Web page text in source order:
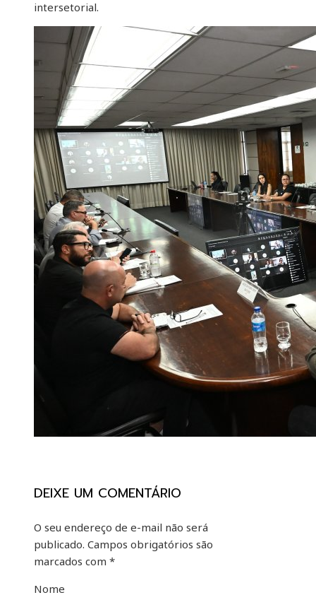
intersetorial.
DEIXE UM COMENTÁRIO
O seu endereço de e-mail não será
publicado. Campos obrigatórios são
marcados com *
Nome